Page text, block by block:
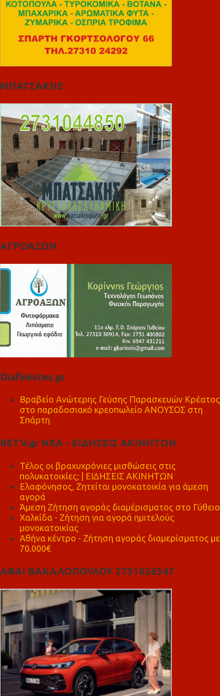
ΜΠΑΤΣΑΚΗΣ
ΑΓΡΟΑΞΩΝ
Diafimistes.gr
Βραβείο Ανώτερης Γεύσης Παρασκευών Κρέατος
στο παραδοσιακό κρεοπωλείο ΑΝΟΥΣΟΣ στη
Σπάρτη
RETV.gr ΝΕΑ - ΕΙΔΗΣΕΙΣ ΑΚΙΝΗΤΩΝ
Τέλος οι βραχυχρόνιες μισθώσεις στις
πολυκατοικίες; | ΕΙΔΗΣΕΙΣ ΑΚΙΝΗΤΩΝ
Ελαφόνησος, Ζητείται μονοκατοικία για άμεση
αγορά
Άμεση Ζήτηση αγοράς διαμέρισματος στο Γύθειο
Χαλκίδα - Ζήτηση για αγορά ημιτελούς
μονοκατοικίας
Αθήνα κέντρο - Ζήτηση αγοράς διαμερίσματος με
70.000€
ΑΦΑΙ ΒΑΚΑΛΟΠΟΥΛΟΥ 2731026347